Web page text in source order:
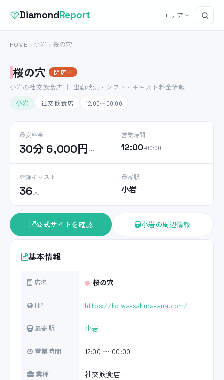
DiamondReport エリア
HOME 小岩 桜の穴
桜の穴 閉店中
小岩の社交飲食店 ｜ 出勤状況・シフト・キャスト料金情報
小岩
社交飲食店 12:00〜00:00
最安料金
30分 6,000円〜
営業時間
12:00–00:00
登録キャスト
36 人
最寄駅
小岩
公式サイトを確認 小岩の周辺情報
基本情報
店名 桜の穴
HP https://koiwa-sakura-ana.com/
最寄駅 小岩
営業時間 12:00 〜 00:00
業種 社交飲食店